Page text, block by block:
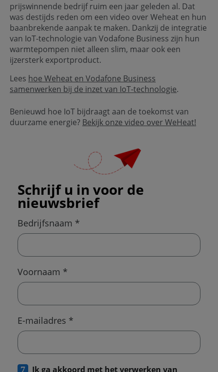
prijswinnende bedrijf ruim een jaar geleden al. Dat
was destijds reden om een video over Weheat en hun
baanbrekende aanpak te maken. Dankzij de integratie
van IoT-technologie van Vodafone Business zijn hun
warmtepompen niet alleen slim, maar ook een
ijzersterk exportproduct.
Lees hoe Weheat en Vodafone Business
samenwerken bij de inzet van IoT-technologie.
Benieuwd hoe IoT bijdraagt aan de toekomst van
duurzame energie? Bekijk onze video over WeHeat!
Schrijf u in voor de
nieuwsbrief
Bedrijfsnaam *
Voornaam *
E-mailadres *
Ik ga akkoord met het verwerken van